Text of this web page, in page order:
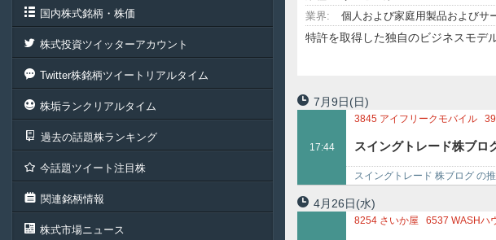
国内株式銘柄・株価
株式投資ツイッターアカウント
Twitter株銘柄ツイートリアルタイム
株垢ランクリアルタイム
過去の話題株ランキング
今話題ツイート注目株
関連銘柄情報
株式市場ニュース
業界:
個人および家庭用製品およびサ
特許を取得した独自のビジネスモデ
7月9日(日)
17:44
3845 アイフリークモバイル
3242 アーバネットコーポレー
3810サイバーステップ 4833
スイングトレード株ブロ
スイングトレード 株ブログ の
4月26日(水)
8254 さいか屋 6537 WASHハ